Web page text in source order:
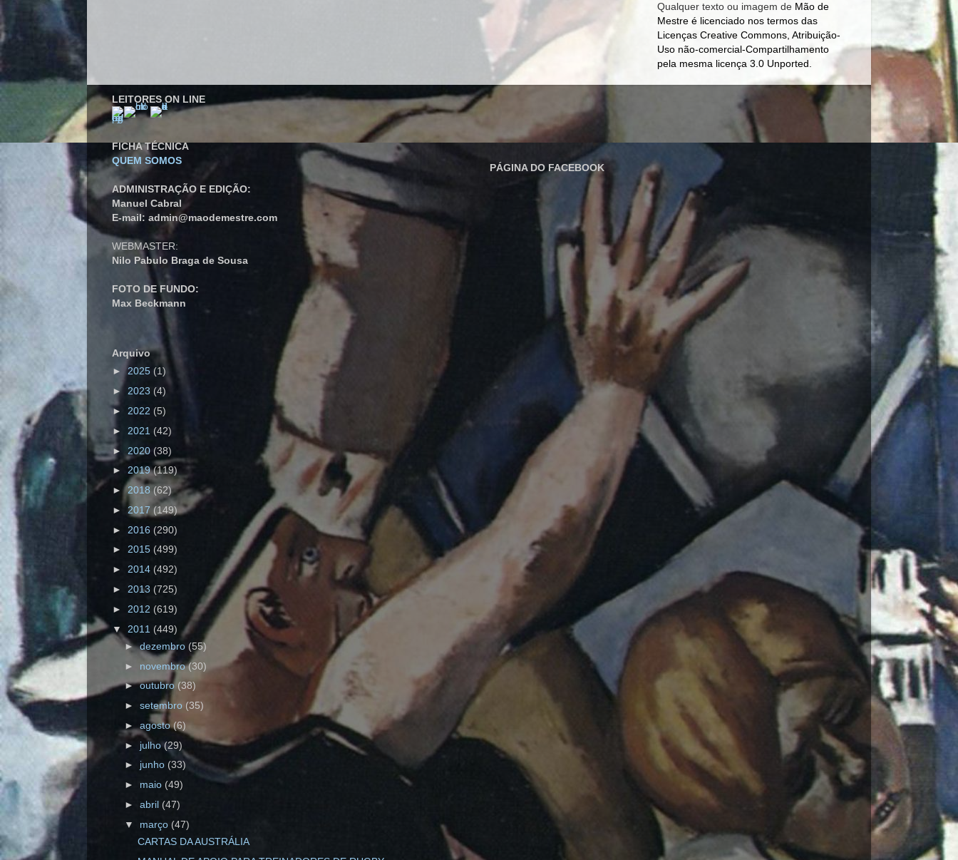
Qualquer texto ou imagem de Mão de
Mestre é licenciado nos termos das
Licenças Creative Commons, Atribuição-
Uso não-comercial-Compartilhamento
pela mesma licença 3.0 Unported
LEITORES ON LINE
FICHA TÉCNICA
QUEM SOMOS
ADMINISTRAÇÃO E EDIÇÃO:
Manuel Cabral
E-mail: admin@maodemestre.com
WEBMASTER:
Nilo Pabulo Braga de Sousa
FOTO DE FUNDO:
Max Beckmann
PÁGINA DO FACEBOOK
Arquivo
►2025 (1)
► 2023 (4)
► 2022 (5)
► 2021 (42)
► 2020 (38)
► 2019(119)
►2018 (62)
► 2017 (149)
► 2016 (290)
► 2015 (499)
► 2014 (492)
► 2013 (725)
► 2012 (619)
▼ 2011 (449)
►dezembro (55)
► novembro(30)
►outubro (38)
►setembro (35)
►agosto(6)
► julho(29)
► junho (33)
► maio (49)
►abril(47)
▼ março(47)
CARTAS DA AUSTRÁLIA